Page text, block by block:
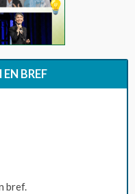
BREF
bref.